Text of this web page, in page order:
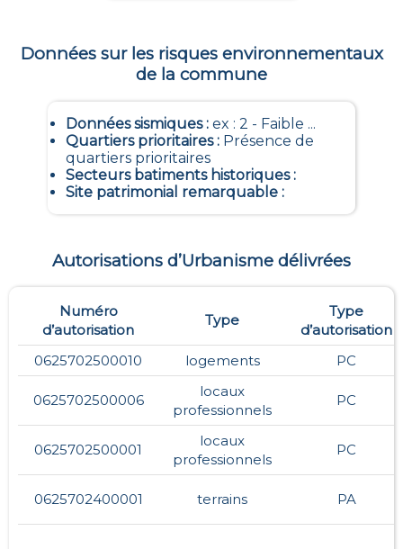
Données sur les risques environnementaux
de la commune
Données sismiques: ex : 2 - Faible ...
Quartiers prioritaires: Présence de
quartiers prioritaires
Secteurs batiments historiques:
Site patrimonial remarquable:
Autorisations d’Urbanisme délivrées
Numéro
d’autorisation
Type
Type
d’autorisation
0625702500010
logements PC
0625702500006
locaux
professionnels
PC
0625702500001
locaux
professionnels
PC
0625702400001 terrains PA